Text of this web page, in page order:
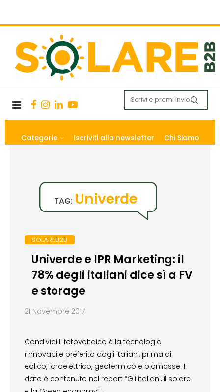
Categorie Iscriviti alla newsletter Chi Siamo
TAG: Univerde
SOLAREB2B
Univerde e IPR Marketing: il
78% degli italiani dice sì a FV
e storage
21 Novembre 2017
Condividi:Il fotovoltaico è la tecnologia
rinnovabile preferita dagli italiani, prima di
eolico, idroelettrico, geotermico e biomasse. Il
dato è contenuto nel report “Gli italiani, il solare